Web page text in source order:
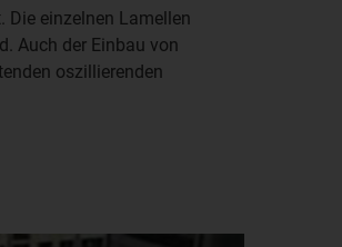
Die einzelnen Lamellen
Auch der Einbau von
oszillierenden